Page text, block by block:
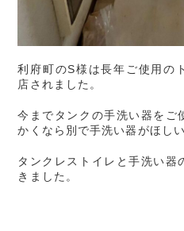
利府町のS様は長年ご使用の
店されました。
今までタンクの手洗い器をご
かくなら別で手洗い器がほし
タンクレストイレと手洗い器
きました。